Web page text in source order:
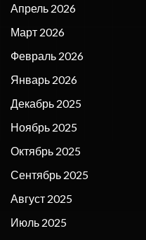
Апрель 2026
Март 2026
Февраль 2026
Январь 2026
Декабрь 2025
Ноябрь 2025
Октябрь 2025
Сентябрь 2025
Август 2025
Июль 2025